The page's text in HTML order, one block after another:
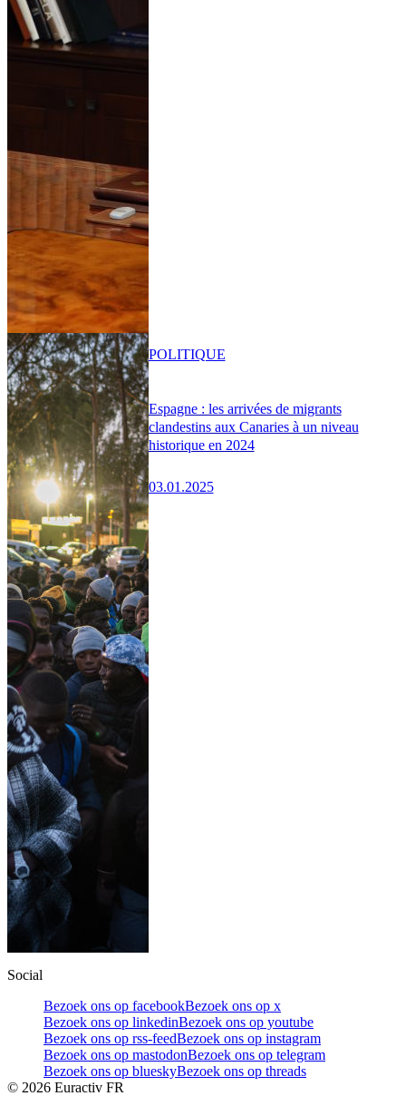
Espagne : les arrivées de migrants
clandestins aux Canaries à un niveau
historique en 2024
03.01.2025
POLITIQUE
Social
Bezoek ons op facebookBezoek ons op x
Bezoek ons op linkedinBezoek ons op youtube
Bezoek ons op rss-feedBezoek ons op instagram
Bezoek ons op mastodonBezoek ons op telegram
Bezoek ons op blueskyBezoek ons op threads
© 2026 Euractiv FR